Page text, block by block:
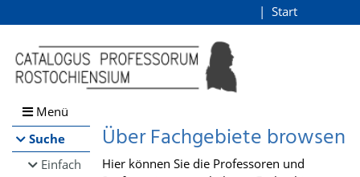
Browsen
direkt zum Inhalt
Start
Menü
Suche
Einfach
Über Fachgebiete browsen
Hier können Sie die Professoren und